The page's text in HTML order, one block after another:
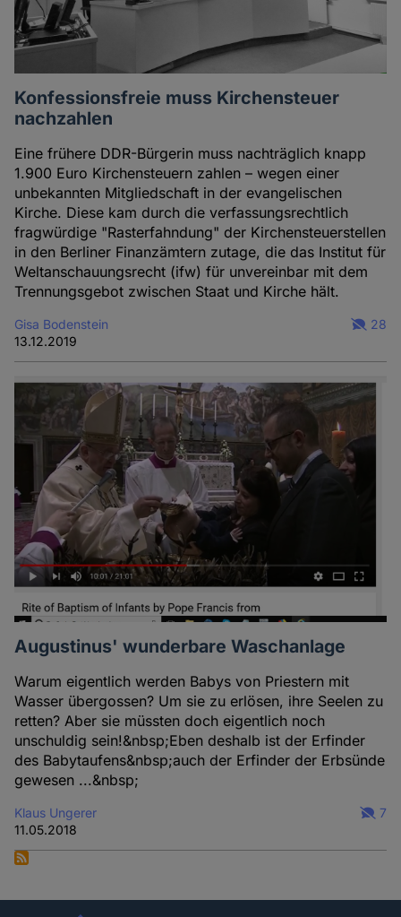
Konfessionsfreie muss Kirchensteuer
nachzahlen
Eine frühere DDR-Bürgerin muss nachträglich knapp
1.900 Euro Kirchensteuern zahlen – wegen einer
unbekannten Mitgliedschaft in der evangelischen
Kirche. Diese kam durch die verfassungsrechtlich
fragwürdige "Rasterfahndung" der Kirchensteuerstellen
in den Berliner Finanzämtern zutage, die das Institut für
Weltanschauungsrecht (ifw) für unvereinbar mit dem
Trennungsgebot zwischen Staat und Kirche hält.
Gisa Bodenstein
13.12.2019
28
Augustinus' wunderbare Waschanlage
Warum eigentlich werden Babys von Priestern mit
Wasser übergossen? Um sie zu erlösen, ihre Seelen zu
retten? Aber sie müssten doch eigentlich noch
unschuldig sein!&nbsp;Eben deshalb ist der Erfinder
des Babytaufens&nbsp;auch der Erfinder der Erbsünde
gewesen ...&nbsp;
Klaus Ungerer
11.05.2018
7